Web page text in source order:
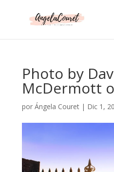
Photo by
McDermott
por Ángela Couret| Dic 1,